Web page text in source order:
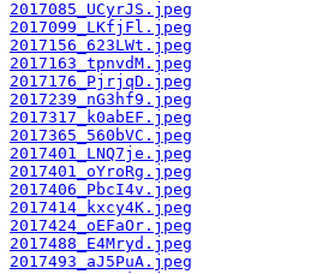
2017085_UCyrJS.jpeg
2017099_LKfjFl.jpeg
2017156_623LWt.jpeg
2017163_tpnvdM.jpeg
2017176_PjrjqD.jpeg
2017239_nG3hf9.jpeg
2017317_k0abEF.jpeg
2017365_560bVC.jpeg
2017401_LNQ7je.jpeg
2017401_oYroRg.jpeg
2017406_PbcI4v.jpeg
2017414_kxcy4K.jpeg
2017424_oEFaOr.jpeg
2017488_E4Mryd.jpeg
2017493_aJ5PuA.jpeg